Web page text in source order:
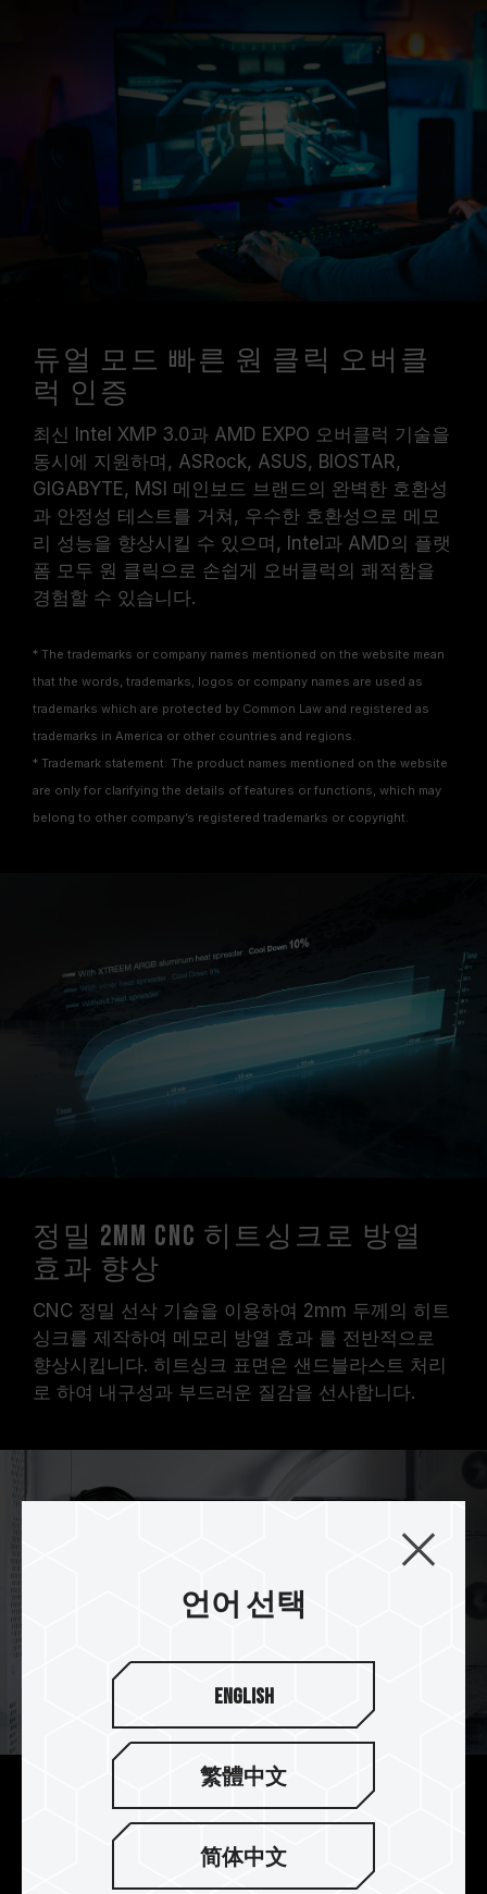
듀얼 모드 빠른 원 클릭 오버클
럭 인증
최신 Intel XMP 3.0과 AMD EXPO 오버클럭 기술을
동시에 지원하며, ASRock, ASUS, BIOSTAR,
GIGABYTE, MSI 메인보드 브랜드의 완벽한 호환성
과 안정성 테스트를 거쳐, 우수한 호환성으로 메모
리 성능을 향상시킬 수 있으며, Intel과 AMD의 플랫
폼 모두 원 클릭으로 손쉽게 오버클럭의 쾌적함을
경험할 수 있습니다.
* The trademarks or company names mentioned on the website mean
that the words, trademarks, logos or company names are used as
trademarks which are protected by Common Law and registered as
trademarks in America or other countries and regions.
* Trademark statement: The product names mentioned on the website
are only for clarifying the details of features or functions, which may
belong to other company’s registered trademarks or copyright.
정밀 2mm CNC 히트싱크로 방열
효과 향상
CNC 정밀 선삭 기술을 이용하여 2mm 두께의 히트
싱크를 제작하여 메모리 방열 효과 를 전반적으로
향상시킵니다. 히트싱크 표면은 샌드블라스트 처리
로 하여 내구성과 부드러운 질감을 선사합니다.
화이트 테마의 최고 선택
화이트 컬러의 XTREEM ARGB DDR5 WHITE는 다
양한 화이트 장치에 잘 어울리며, ARGB와 화이트
언어 선택
English
繁體中文
简体中文